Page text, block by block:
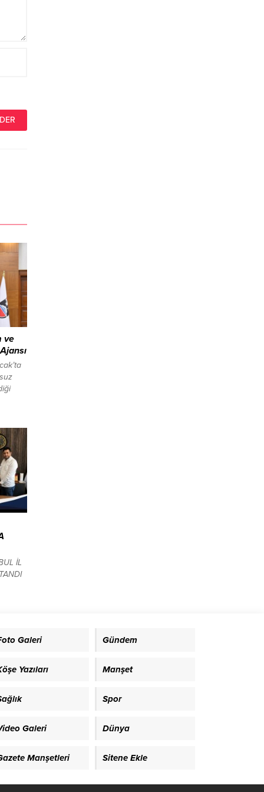
ve
Bu
kentte
İL
Galeri Gündem
Yazıları Manşet
Spor
Galeri Dünya
Manşetleri Sitene Ekle